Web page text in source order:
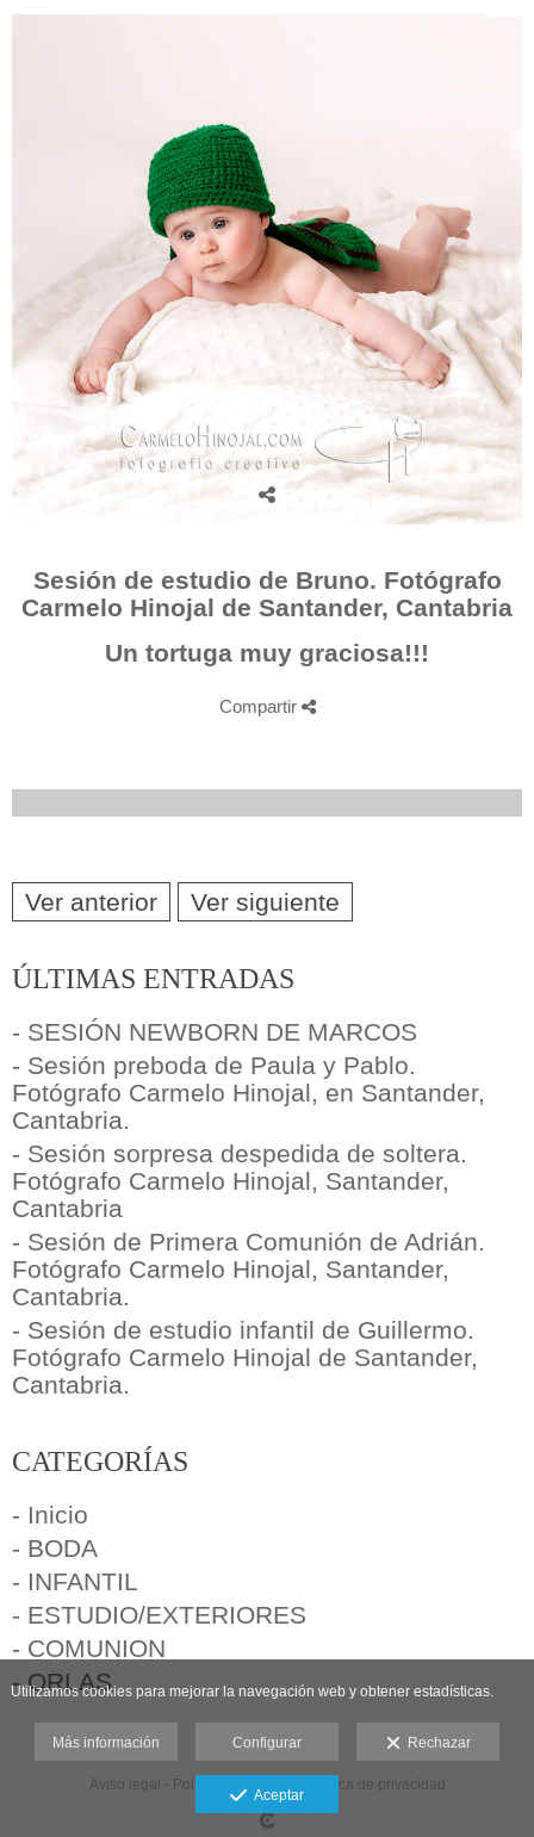
Sesión de estudio de Bruno. Fotógrafo
Carmelo Hinojal de Santander, Cantabria
Un tortuga muy graciosa!!!
Compartir
Ver anterior Ver siguiente
ÚLTIMAS ENTRADAS
- SESIÓN NEWBORN DE MARCOS
- Sesión preboda de Paula y Pablo.
Fotógrafo Carmelo Hinojal, en Santander,
Cantabria.
- Sesión sorpresa despedida de soltera.
Fotógrafo Carmelo Hinojal, Santander,
Cantabria
- Sesión de Primera Comunión de Adrián.
Fotógrafo Carmelo Hinojal, Santander,
Cantabria.
- Sesión de estudio infantil de Guillermo.
Fotógrafo Carmelo Hinojal de Santander,
Cantabria.
CATEGORÍAS
- Inicio
- BODA
- INFANTIL
- ESTUDIO/EXTERIORES
- COMUNION
- ORLAS
Aviso legal - Política de cookies Política de privacidad
Utilizamos cookies para mejorar la navegación web y obtener estadísticas.
Más información Configurar Rechazar
Aceptar